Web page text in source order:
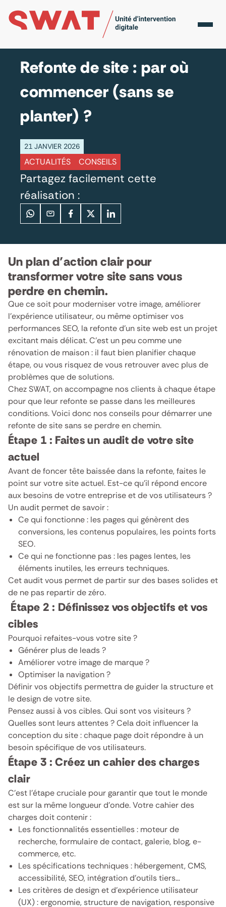
Accueil Actualités
Refonte de site : par où
commencer (sans se planter) ?
Refonte de site : par où
commencer (sans se
planter) ?
21 JANVIER 2026
ACTUALITÉS CONSEILS
Partagez facilement cette
réalisation :
Un plan d’action clair pour
transformer votre site sans vous
perdre en chemin.
Que ce soit pour moderniser votre image, améliorer
l’expérience utilisateur, ou même optimiser vos
performances SEO, la refonte d’un site web est un projet
excitant mais délicat. C’est un peu comme une
rénovation de maison : il faut bien planifier chaque
étape, ou vous risquez de vous retrouver avec plus de
problèmes que de solutions.
Chez SWAT, on accompagne nos clients à chaque étape
pour que leur refonte se passe dans les meilleures
conditions. Voici donc nos conseils pour démarrer une
refonte de site sans se perdre en chemin.
Étape 1 : Faites un audit de votre site
actuel
Avant de foncer tête baissée dans la refonte, faites le
point sur votre site actuel. Est-ce qu’il répond encore
aux besoins de votre entreprise et de vos utilisateurs ?
Un audit permet de savoir :
Ce qui fonctionne : les pages qui génèrent des
conversions, les contenus populaires, les points forts
SEO.
Ce qui ne fonctionne pas : les pages lentes, les
éléments inutiles, les erreurs techniques.
Cet audit vous permet de partir sur des bases solides et
de ne pas repartir de zéro.
Étape 2 : Définissez vos objectifs et vos
cibles
Pourquoi refaites-vous votre site ?
Générer plus de leads ?
Améliorer votre image de marque ?
Optimiser la navigation ?
Définir vos objectifs permettra de guider la structure et
le design de votre site.
Pensez aussi à vos cibles. Qui sont vos visiteurs ?
Quelles sont leurs attentes ? Cela doit influencer la
conception du site : chaque page doit répondre à un
besoin spécifique de vos utilisateurs.
Étape 3 : Créez un cahier des charges
clair
C’est l’étape cruciale pour garantir que tout le monde
est sur la même longueur d’onde. Votre cahier des
charges doit contenir :
Les fonctionnalités essentielles : moteur de
recherche, formulaire de contact, galerie, blog, e-
commerce, etc.
Les spécifications techniques : hébergement, CMS,
accessibilité, SEO, intégration d’outils tiers…
Les critères de design et d’expérience utilisateur
(UX) : ergonomie, structure de navigation, responsive